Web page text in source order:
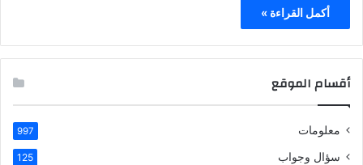
أكمل القراءة »
أقسام الموقع
معلومات 997
سؤال وجواب 125